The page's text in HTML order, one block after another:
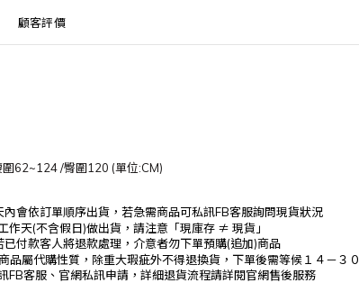
顧客評價
62~124 /臀圍120 (單位:CM)
內會依訂單順序出貨， 若急需商品可私訊FB客服詢問現貨狀況
作天(不含假日)做出貨，請注意「現庫存 ≠ 現貨」
付款客人將退款處理，介意者勿下單預購(追加)商品
品屬代購性質，除重大瑕疵外不得退換貨，下單後需等候１４－３０
FB客服、官網私訊申請，詳細退貨流程請詳閱官網售後服務